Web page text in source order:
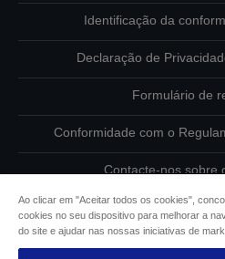
Identificação da
Declaração de
Formulário de
Conformidade com o
Contacte-nos sobre
Informações
Ao clicar em "Aceitar todos os cookies",
cookies no seu dispositivo para melhorar a
do site e ajudar nas nossas iniciativas de